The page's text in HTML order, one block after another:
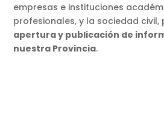
empresas e instituciones
profesionales, y la sociedad civil,
apertura y publicación de
nuestra Provincia.